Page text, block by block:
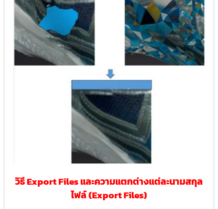
วิธี Export Files และความแตกต่างแต่ละนามสกุล
ไฟล์ (Export Files)